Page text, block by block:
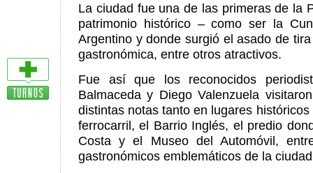
La ciudad fue una de las primeras de la
patrimonio histórico – como ser la
Argentino y donde surgió el asado de
gastronómica, entre otros atractivos.
Fue así que los reconocidos
Balmaceda y Diego Valenzuela
distintas notas tanto en lugares
ferrocarril, el Barrio Inglés, el predio
Costa y el Museo del Automóvil,
gastronómicos emblemáticos de la